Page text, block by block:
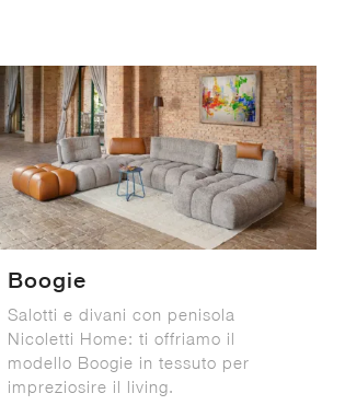
Boogie
Salotti e divani con penisola
Nicoletti Home: ti offriamo il
modello Boogie in tessuto per
impreziosire il living.